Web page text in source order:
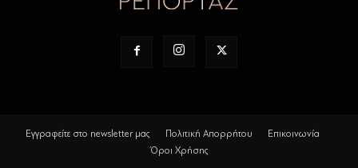
Εγγραφείτε στο newsletter μας Πολιτική Απορρήτου
Επικοινωνία
Όροι Χρήσης